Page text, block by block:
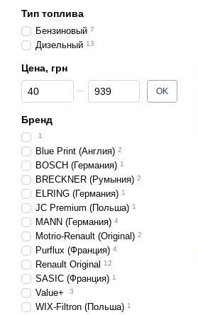
Тип топлива
Бензиновый 7
Дизельный 13
Цена, грн
От Цена, грн
До Цена, грн OK
Бренд
1
Blue Print (Англия) 2
BOSCH (Германия) 1
BRECKNER (Румыния) 2
ELRING (Германия) 1
JC Premium (Польша) 1
MANN (Германия) 4
Motrio-Renault (Original) 2
Purflux (Франция) 4
Renault Original 12
SASIC (Франция) 1
Value+ 3
WIX-Filtron (Польша) 1